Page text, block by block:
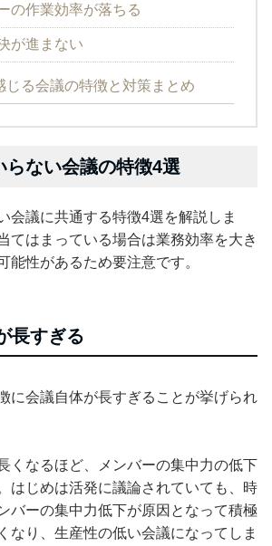
の作業効率が落ちる
が進まない
じる会議の特徴と対策まとめ
らない会議の特徴4選
会議に共通する特徴4選を解説しま
てはまっている場合は業務効率を大き
能性があるため要注意です。
長すぎる
に会議自体が長すぎることが挙げられ
くなるほど、メンバーの集中力の低下
はじめは活発に議論されていても、時
バーの集中力低下が原因となって積極
なり、生産性の低い会議になってしま